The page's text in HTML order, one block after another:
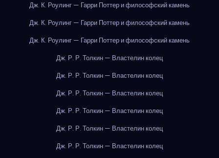
Дж. К. Роулинг — Гарри Поттер и философский камень
Дж. К. Роулинг — Гарри Поттер и философский камень
Дж. К. Роулинг — Гарри Поттер и философский камень
Дж. Р. Р. Толкин — Властелин колец
Дж. Р. Р. Толкин — Властелин колец
Дж. Р. Р. Толкин — Властелин колец
Дж. Р. Р. Толкин — Властелин колец
Дж. Р. Р. Толкин — Властелин колец
Дж. Р. Р. Толкин — Властелин колец